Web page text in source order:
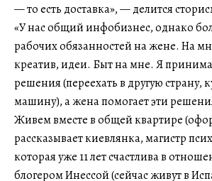
— то есть доставка», — делится
«У нас общий инфобизнес, однако
рабочих обязанностей на жене. На
креатив, идеи. Быт на мне. Я
решения (переехать в другую страну,
машину), а жена помогает эти
Живем вместе в общей квартире
рассказывает киевлянка, магистр
которая уже 11 лет счастлива в
блогером Инессой (сейчас живут в